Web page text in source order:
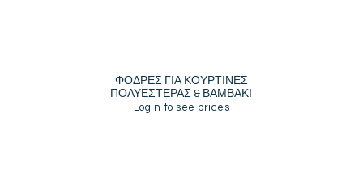
ΦΟΔΡΕΣ ΓΙΑ ΚΟΥΡΤΙΝΕΣ
ΠΟΛΥΕΣΤΕΡΑΣ & ΒΑΜΒΑΚΙ
Login to see prices